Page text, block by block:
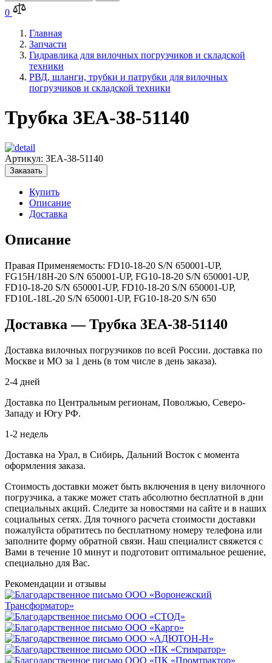
0
Главная
Запчасти
Гидравлика для вилочных погрузчиков и складской
техники
РВД, шланги, трубки и патрубки для вилочных
погрузчиков и складской техники
Трубка 3EA-38-51140
Артикул: 3EA-38-51140
Заказать
Купить
Описание
Доставка
Описание
Правая Применяемость: FD10-18-20 S/N 650001-UP,
FG15H/18H-20 S/N 650001-UP, FG10-18-20 S/N 650001-UP,
FD10-18-20 S/N 650001-UP, FD10-18-20 S/N 650001-UP,
FD10L-18L-20 S/N 650001-UP, FG10-18-20 S/N 650
Доставка — Трубка 3EA-38-51140
Доставка вилочных погрузчиков по всей России. доставка по
Москве и МО за 1 день (в том числе в день заказа).
2-4 дней
Доставка по Центральным регионам, Поволжью, Северо-
Западу и Югу РФ.
1-2 недель
Доставка на Урал, в Сибирь, Дальний Восток с момента
оформления заказа.
Стоимость доставки может быть включения в цену вилочного
погрузчика, а также может стать абсолютно бесплатной в дни
специальных акций. Следите за новостями на сайте и в наших
социальных сетях. Для точного расчета стоимости доставки
пожалуйста обратитесь по бесплатному номеру телефона или
заполните форму обратной связи. Наш специалист свяжется с
Вами в течение 10 минут и подготовит оптимальное решение,
специально для Вас.
Рекомендации и отзывы